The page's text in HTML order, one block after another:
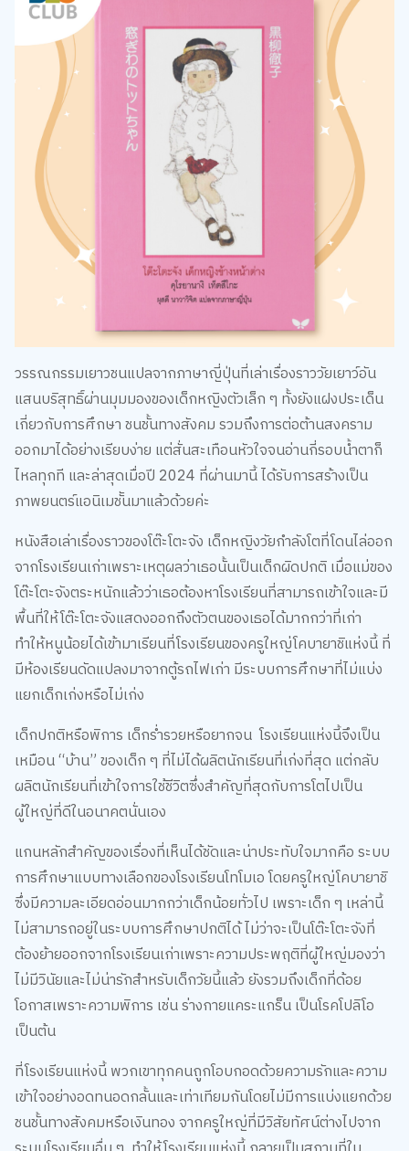
วรรณกรรมเยาวชนแปลจากภาษาญี่ปุ่นที่เล่าเรื่องราววัยเยาว์อัน
แสนบริสุทธิ์ผ่านมุมมองของเด็กหญิงตัวเล็ก ๆ ทั้งยังแฝงประเด็น
เกี่ยวกับการศึกษา ชนชั้นทางสังคม รวมถึงการต่อต้านสงคราม
ออกมาได้อย่างเรียบง่าย แต่สั่นสะเทือนหัวใจจนอ่านกี่รอบน้ำตาก็
ไหลทุกที และล่าสุดเมื่อปี 2024 ที่ผ่านมานี้ ได้รับการสร้างเป็น
ภาพยนตร์แอนิเมชัันมาแล้วด้วยค่ะ
หนังสือเล่าเรื่องราวของโต๊ะโตะจัง เด็กหญิงวัยกำลังโตที่โดนไล่ออก
จากโรงเรียนเก่าเพราะเหตุผลว่าเธอนั้นเป็นเด็กผิดปกติ เมื่อแม่ของ
โต๊ะโตะจังตระหนักแล้วว่าเธอต้องหาโรงเรียนที่สามารถเข้าใจและมี
พื้นที่ให้โต๊ะโตะจังแสดงออกถึงตัวตนของเธอได้มากกว่าที่เก่า
ทำให้หนูน้อยได้เข้ามาเรียนที่โรงเรียนของครูใหญ่โคบายาชิแห่งนี้ ที่
มีห้องเรียนดัดแปลงมาจากตู้รถไฟเก่า มีระบบการศึกษาที่ไม่แบ่ง
แยกเด็กเก่งหรือไม่เก่ง
เด็กปกติหรือพิการ เด็กร่ำรวยหรือยากจน โรงเรียนแห่งนี้จึงเป็น
เหมือน “บ้าน” ของเด็ก ๆ ที่ไม่ได้ผลิตนักเรียนที่เก่งที่สุด แต่กลับ
ผลิตนักเรียนที่เข้าใจการใช้ชีวิตซึ่งสำคัญที่สุดกับการโตไปเป็น
ผู้ใหญ่ที่ดีในอนาคตนั่นเอง
แกนหลักสำคัญของเรื่องที่เห็นได้ชัดและน่าประทับใจมากคือ ระบบ
การศึกษาแบบทางเลือกของโรงเรียนโทโมเอ โดยครูใหญ่โคบายาชิ
ซึ่งมีความละเอียดอ่อนมากกว่าเด็กน้อยทั่วไป เพราะเด็ก ๆ เหล่านี้
ไม่สามารถอยู่ในระบบการศึกษาปกติได้ ไม่ว่าจะเป็นโต๊ะโตะจังที่
ต้องย้ายออกจากโรงเรียนเก่าเพราะความประพฤติที่ผู้ใหญ่มองว่า
ไม่มีวินัยและไม่น่ารักสำหรับเด็กวัยนี้แล้ว ยังรวมถึงเด็กที่ด้อย
โอกาสเพราะความพิการ เช่น ร่างกายแคระแกร็น เป็นโรคโปลิโอ
เป็นต้น
ที่โรงเรียนแห่งนี้ พวกเขาทุกคนถูกโอบกอดด้วยความรักและความ
เข้าใจอย่างอดทนอดกลั้นและเท่าเทียมกันโดยไม่มีการแบ่งแยกด้วย
ชนชั้นทางสังคมหรือเงินทอง จากครูใหญ่ที่มีวิสัยทัศน์ต่างไปจาก